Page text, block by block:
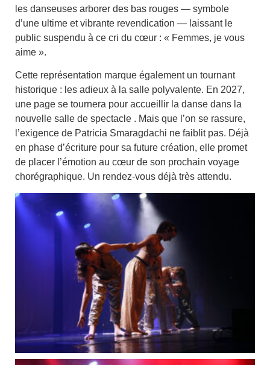
les danseuses arborer des bas rouges — symbole
d’une ultime et vibrante revendication — laissant le
public suspendu à ce cri du cœur : « Femmes, je vous
aime ».
Cette représentation marque également un tournant
historique : les adieux à la salle polyvalente. En 2027,
une page se tournera pour accueillir la danse dans la
nouvelle salle de spectacle . Mais que l’on se rassure,
l’exigence de Patricia Smaragdachi ne faiblit pas. Déjà
en phase d’écriture pour sa future création, elle promet
de placer l’émotion au cœur de son prochain voyage
chorégraphique. Un rendez-vous déjà très attendu.